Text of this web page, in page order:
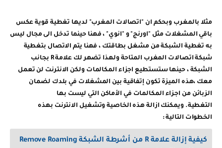
مثلا بالمغرب وبحكم ان "اتصالات المغرب" لديها تغطية قوية عكس
باقي المشغلات مثل "اورنج" و "انوي" ، فهنا حينما تدخل الى مجال ليس
به تغطية الشبكة من مشغل بطاقتك ، فهنا يتم الاتصال بتغطية
شبكة اتصالات المغرب المتاحة ولهذا تضهر لك علامة R بجانب
الشبكة ، حينها ستستطيع اجزاء المكالمات ولكن الانترنت لن تعمل
معك ،هذه الميزة تكون إتفاقية بين المشغلات في بلدك لضمان
الزبائن من اجزاء المكالمات في الأماكن التي ليست بها
التغطية. ويمكنك ازالة هذه الخاصية وتشغيل الانترنت بهذه
الخطوات التالية :
كيفية إزالة علامة R من أشرطة الشبكة Remove Roaming